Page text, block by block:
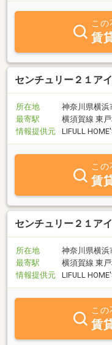
この
賃
センチュリー２１ア
所在地
神奈川県横浜
最寄駅
横須賀線 東
情報提供元
LIFULL
この
賃
センチュリー２１ア
所在地
神奈川県横浜
最寄駅
横須賀線 東
情報提供元
LIFULL
この
賃